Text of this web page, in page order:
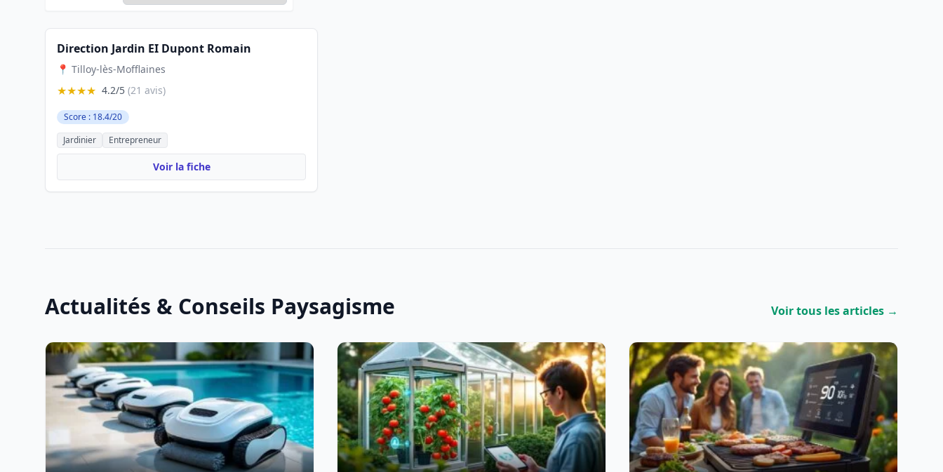
Direction Jardin EI Dupont Romain
📍 Tilloy-lès-Mofflaines
★★★★ 4.2/5 (21 avis)
Score : 18.4/20
Jardinier
Entrepreneur
Voir la fiche
Actualités & Conseils Paysagisme Voir tous les articles →